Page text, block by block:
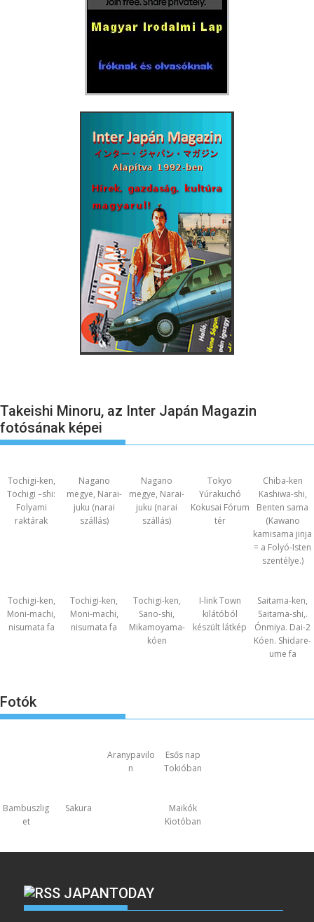
Takeishi Minoru, az Inter Japán Magazin
fotósának képei
Tochigi-ken,
Tochigi –shi:
Folyami
raktárak
Nagano
megye, Narai-
juku (narai
szállás)
Nagano
megye, Narai-
juku (narai
szállás)
Tokyo
Yúrakuchó
Kokusai Fórum
tér
Chiba-ken
Kashiwa-shi,
Benten sama
(Kawano
kamisama jinja
= a Folyó-Isten
szentélye.)
Tochigi-ken,
Moni-machi,
nisumata fa
Tochigi-ken,
Moni-machi,
nisumata fa
Tochigi-ken,
Sano-shi,
Mikamoyama-
kóen
I-link Town
kilátóból
készült látkép
Saitama-ken,
Saitama-shi,.
Ónmiya. Dai-2
Kóen. Shidare-
ume fa
Fotók
Aranypavilo
n
Esős nap
Tokióban
Bambuszlig
et
Sakura
Maikók
Kiotóban
JAPANTODAY